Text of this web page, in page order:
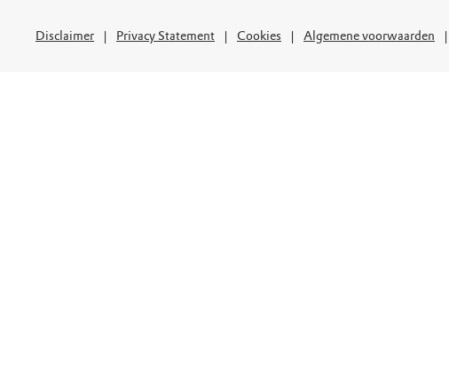
Disclaimer Privacy Statement Cookies Algemene voorwaarden